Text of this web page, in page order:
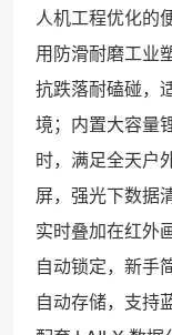
人机工程优化的
用防滑耐磨工业
抗跌落耐磕碰，
境；内置大容量
时，满足全天户
屏，强光下数据
实时叠加在红外
自动锁定，新手
自动存储，支持